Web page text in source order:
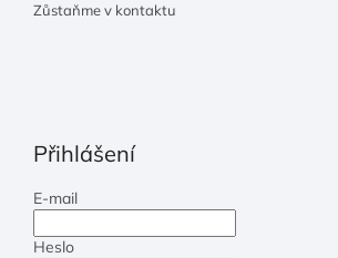
Zůstaňme v kontaktu
Přihlášení
E-mail
Heslo